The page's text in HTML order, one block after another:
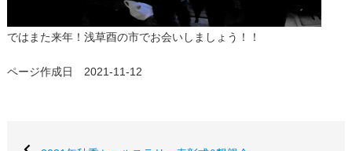
ではまた来年！浅草酉の市でお会いしましょう！！
ページ作成日 2021-11-12